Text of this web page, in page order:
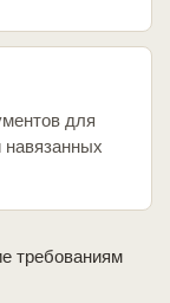
для
требованиям